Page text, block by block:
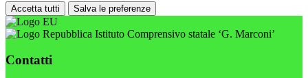
Accetta tutti Salva le preferenze
Istituto Comprensivo statale ‘G. Marconi’
Contatti